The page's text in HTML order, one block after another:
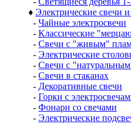
♦ Электрические свечи
- Чайные электросвечи
- Классические
- Свечи с "живым"
- Электрические
- Свечи с
- Свечи в стаканах
- Декоративные свечи
- Горки с
- Фонари со свечами
- Электрические